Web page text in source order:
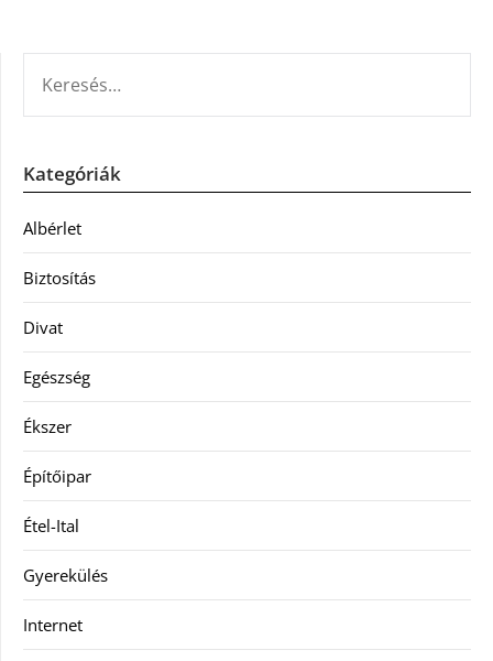
Kategóriák
Albérlet
Biztosítás
Divat
Egészség
Ékszer
Építőipar
Étel-Ital
Gyerekülés
Internet